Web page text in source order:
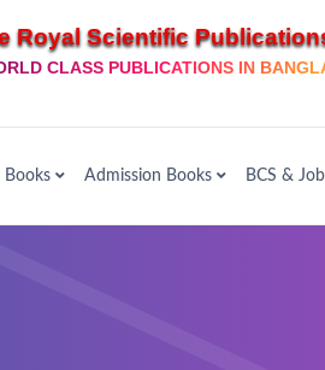
Royal Scientific
CLASS PUBLICATIONS IN
Books Admission Books BCS &